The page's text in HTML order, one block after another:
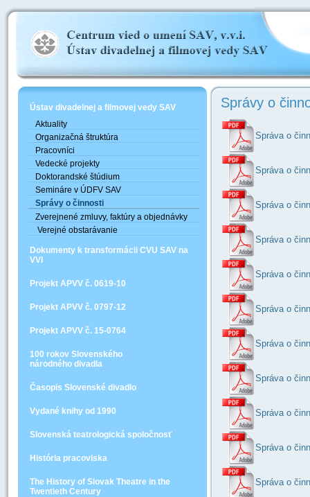
Ústav divadelnej a filmovej vedy SAV
Aktuality
Organizačná štruktúra
Pracovníci
Vedecké projekty
Doktorandské štúdium
Semináre v ÚDFV SAV
Správy o činnosti
Zverejnené zmluvy, faktúry a objednávky
Verejné obstarávanie
Dokumenty k transformácii CVU SAV na
VVI
Projekt APVV č. 0619-10
Projekt APVV č. 0797-12
Projekt APVV č. 15-0764
100 rokov Slovenského
národného divadla
Časopis Slovenské divadlo
Vydané knihy od 1990
Slovenská teatrologická spoločnosť
História pracoviska
The History of Slovak Theatre in the
Twentieth Century
Správy o
Správa o
Správa o
Správa o
Správa o
Správa o
Správa o
Správa o
Správa o
Správa o
Správa o
Správa o